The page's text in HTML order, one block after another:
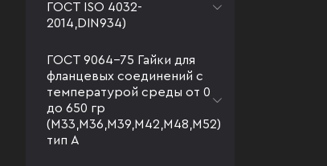
ГОСТ ISO 4032-
2014,DIN934)
ГОСТ 9064-75 Гайки для
фланцевых соединений с
температурой среды от 0
до 650 гр
(М33,М36,М39,М42,М48,М52)
тип А